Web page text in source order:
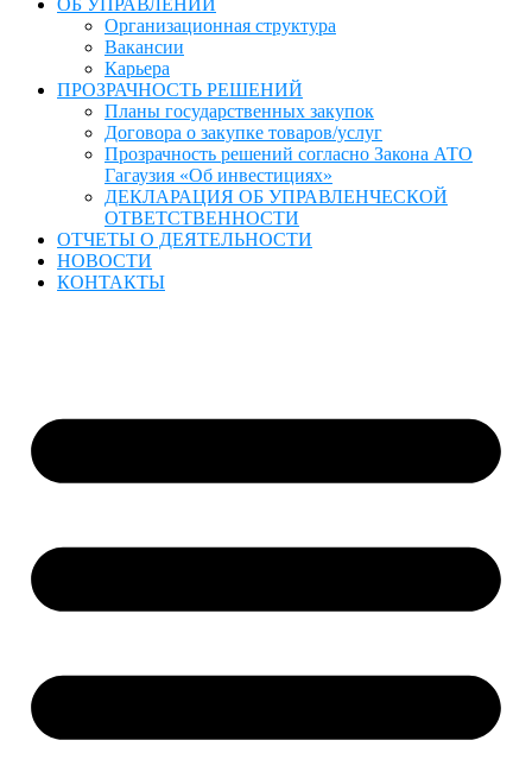
ОБ УПРАВЛЕНИИ
Организационная структура
Вакансии
Карьера
ПРОЗРАЧНОСТЬ РЕШЕНИЙ
Планы государственных закупок
Договора о закупке товаров/услуг
Прозрачность решений согласно Закона АТО
Гагаузия «Об инвестициях»
ДЕКЛАРАЦИЯ ОБ УПРАВЛЕНЧЕСКОЙ
ОТВЕТСТВЕННОСТИ
ОТЧЕТЫ О ДЕЯТЕЛЬНОСТИ
НОВОСТИ
КОНТАКТЫ